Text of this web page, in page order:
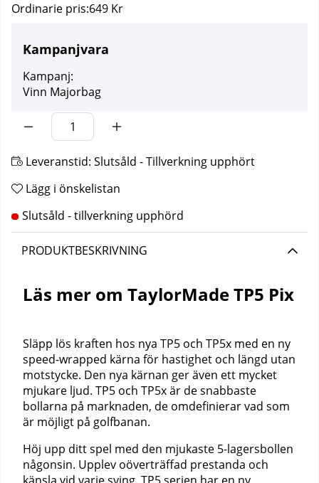
Ordinarie pris:649 Kr
Kampanjvara
Kampanj:
Vinn Majorbag
Leveranstid: Slutsåld - Tillverkning upphört
Lägg i önskelistan
PRODUKTBESKRIVNING
Läs mer om TaylorMade TP5 Pix
Släpp lös kraften hos nya TP5 och TP5x med en ny
speed-wrapped kärna för hastighet och längd utan
motstycke. Den nya kärnan ger även ett mycket
mjukare ljud. TP5 och TP5x är de snabbaste
bollarna på marknaden, de omdefinierar vad som
är möjligt på golfbanan.
Höj upp ditt spel med den mjukaste 5-lagersbollen
någonsin. Upplev oöverträffad prestanda och